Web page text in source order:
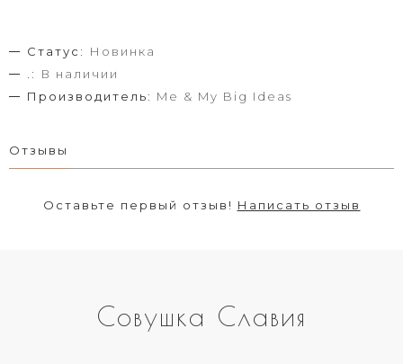
Статус:
Новинка
.:
В наличии
Производитель: Me & My Big Ideas
Отзывы
Оставьте первый отзыв! Написать отзыв
Совушка Славия